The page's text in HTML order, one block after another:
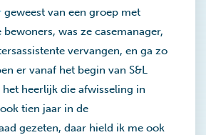
geweest van een groep met
was ze casemanager,
vervangen, en ga zo
er vanaf het begin van S&L
heerlijk die afwisseling in
tien jaar in de
gezeten, daar hield ik me ook